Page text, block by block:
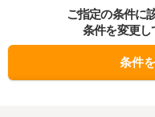
ご指定の条件に
条件を変更し
条件